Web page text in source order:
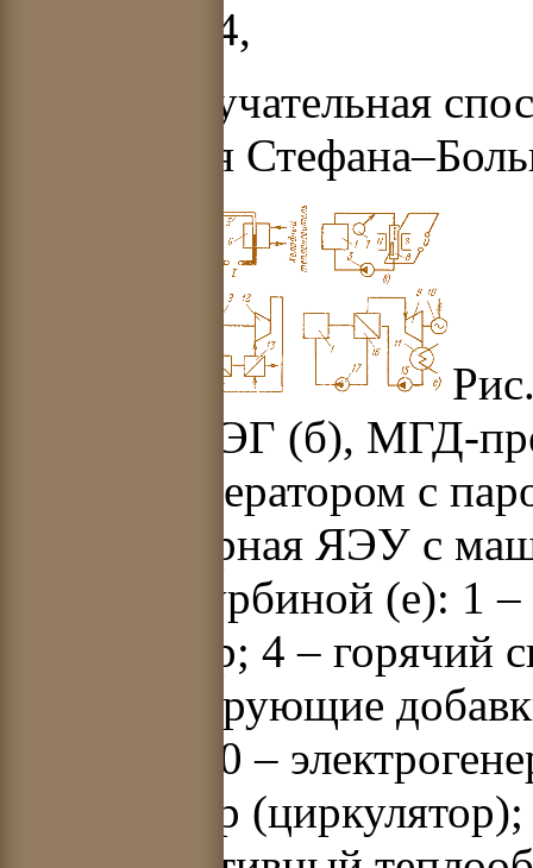
4,
– излучательная
постоянная
ТЭП (а), ТЭГ (б), МГД-
электрогенератором с
двухконтурная ЯЭУ с
паровой турбиной (е): 1
циркулятор; 4 –
7 – ионизирующие
турбина; 10 –
компрессор